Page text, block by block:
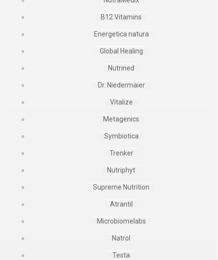
B12 Vitamins
Energetica natura
Global Healing
Nutrined
Dr. Niedermaier
Vitalize
Metagenics
Symbiotica
Trenker
Nutriphyt
Supreme Nutrition
Atrantil
Microbiomelabs
Natrol
Testa